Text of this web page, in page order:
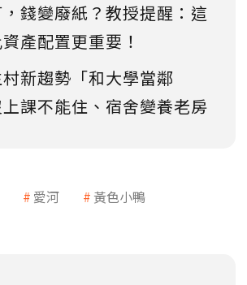
錢變廢紙？教授提醒：這
產配置更重要！
新趨勢「和大學當鄰
課不能住、宿舍變養老房
愛河
黃色小鴨